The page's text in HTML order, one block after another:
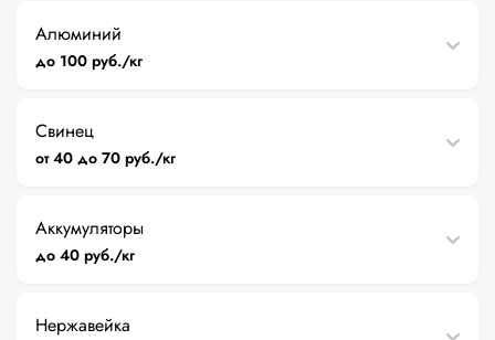
Алюминий
до 100 руб./кг
Свинец
от 40 до 70 руб./кг
Аккумуляторы
до 40 руб./кг
Нержавейка